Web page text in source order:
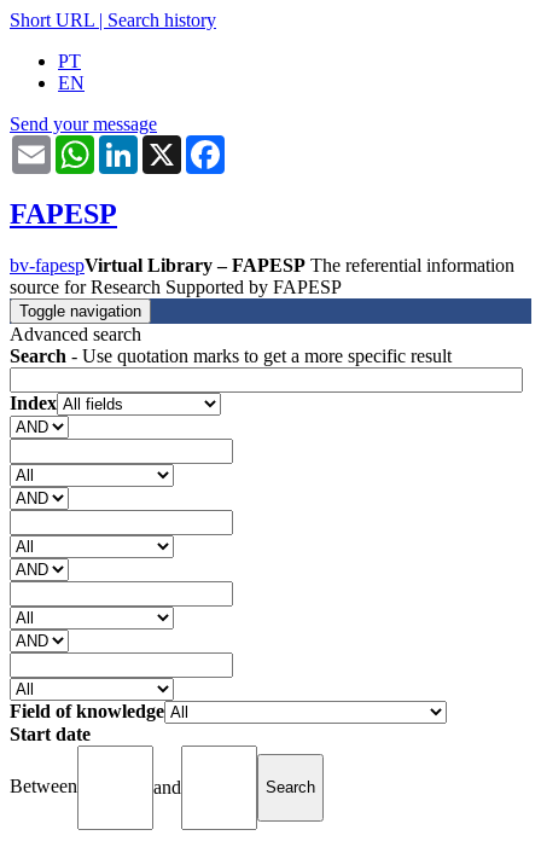
Short URL | Search history
PT
EN
Send your message
Email WhatsAppLinkedIn
X
FAPESP
bv-fapespVirtual Library – FAPESP The referential information
source for Research Supported by FAPESP
Toggle navigation
Advanced search
Search - Use quotation marks to get a more specific result
Index
Field of knowledge
Start date
Between and